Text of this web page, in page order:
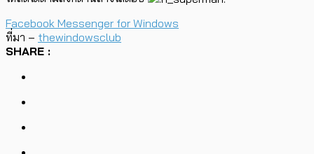
Facebook Messenger for Windows
ที่มา – thewindowsclub
SHARE :